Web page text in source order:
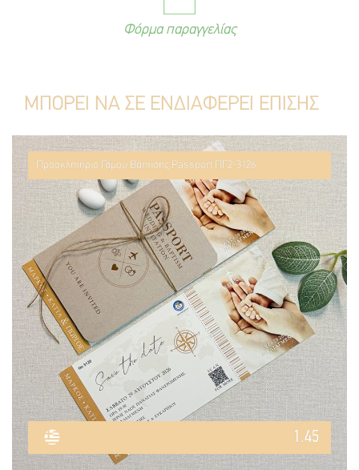
Φόρμα παραγγελίας
ΜΠΟΡΕΙ ΝΑ ΣΕ ΕΝΔΙΑΦΕΡΕΙ ΕΠΙΣΗΣ
Προσκλητήριο Γάμου Βάπτισης Passport ΠΓ2-3126
1.45